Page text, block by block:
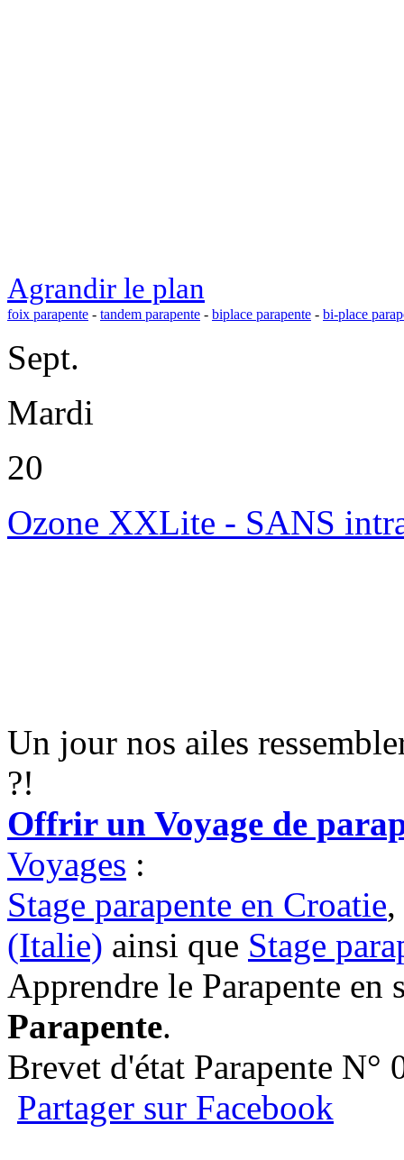
Agrandir le plan
foix parapente - tandem parapente - biplace parapente - bi-place
Sept.
Mardi
20
Ozone XXLite - SANS
Un jour nos ailes
?!
Offrir un Voyage de
Voyages :
Stage parapente en Croatie
(Italie) ainsi que Stage
Apprendre le Parapente en
Parapente.
Brevet d'état Parapente N°
Partager sur Facebook